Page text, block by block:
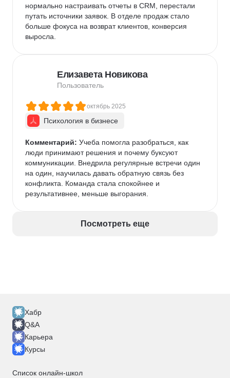
нормально настраивать отчеты в CRM, перестали
путать источники заявок. В отделе продаж стало
больше фокуса на возврат клиентов, конверсия
выросла.
Елизавета Новикова
Пользователь
октябрь 2025
Психология в бизнесе
Комментарий: Учеба помогла разобраться, как
люди принимают решения и почему буксуют
коммуникации. Внедрила регулярные встречи один
на один, научилась давать обратную связь без
конфликта. Команда стала спокойнее и
результативнее, меньше выгорания.
Посмотреть еще
Хабр
Q&A
Карьера
Курсы
Список онлайн-школ